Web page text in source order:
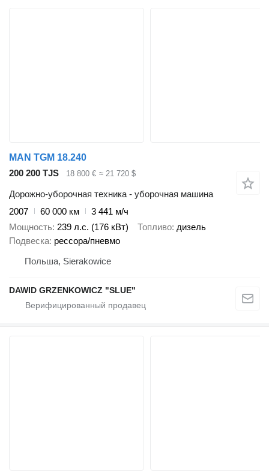
MAN TGM 18.240
200 200 TJS
18 800 € ≈ 21 720 $
Дорожно-уборочная техника - уборочная машина
2007
60 000 км
3 441 м/ч
Мощность 239 л.с. (176 кВт) Топливо дизель
Подвеска рессора/пневмо
Польша, Sierakowice
DAWID GRZENKOWICZ "SLUE"